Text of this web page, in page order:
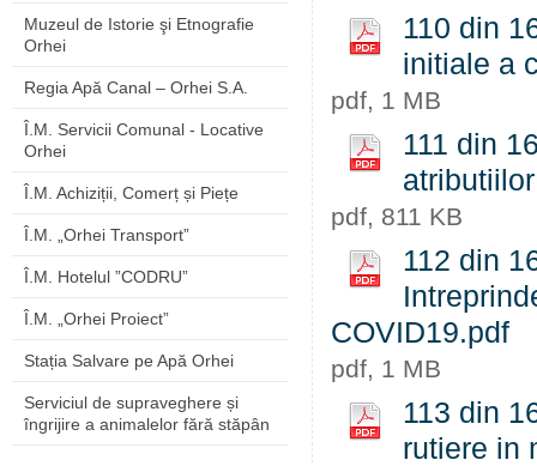
Muzeul de Istorie şi Etnografie
Orhei
Regia Apă Canal – Orhei S.A.
Î.M. Servicii Comunal - Locative
Orhei
Î.M. Achiziții, Comerț și Piețe
Î.M. „Orhei Transport”
Î.M. Hotelul ”CODRU”
Î.M. „Orhei Proiect”
Stația Salvare pe Apă Orhei
Serviciul de supraveghere și
îngrijire a animalelor fără stăpân
110 din
initiale a
pdf, 1 MB
111 din
pdf, 811 KB
112 din
COVID19.pdf
pdf, 1 MB
113 din
rutiere in